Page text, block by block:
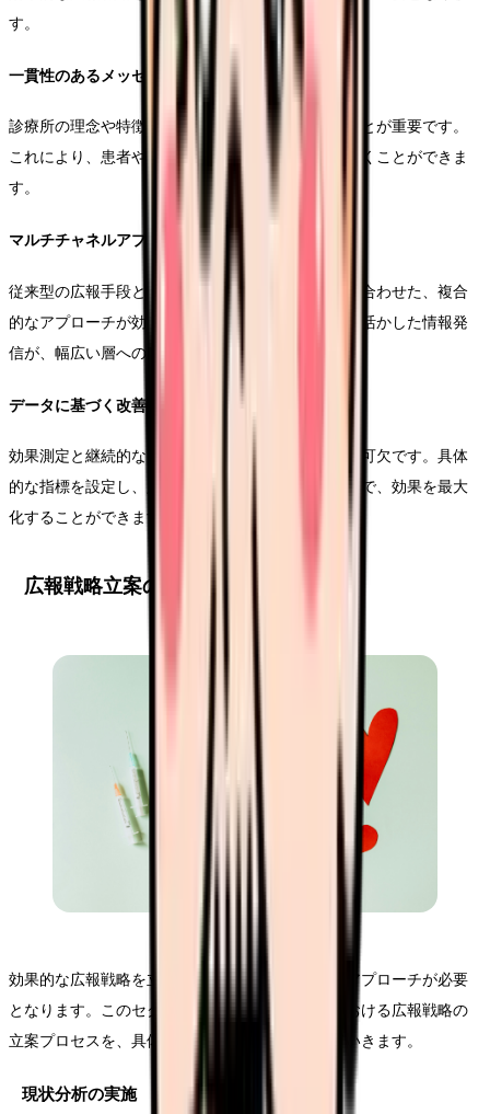
す。
一貫性のあるメッセージ
診療所の理念や特徴を、一貫性をもって発信することが重要です。
これにより、患者や地域社会に明確なイメージを築くことができま
す。
マルチチャネルアプローチ
従来型の広報手段とデジタルマーケティングを組み合わせた、複合
的なアプローチが効果的です。各チャネルの特性を活かした情報発
信が、幅広い層への到達を可能にします。
データに基づく改善
効果測定と継続的な改善が、広報戦略の成功には不可欠です。具体
的な指標を設定し、定期的な評価と修正を行うことで、効果を最大
化することができます。
広報戦略立案の基本ステップ
効果的な広報戦略を立案するためには、体系的なアプローチが必要
となります。このセクションでは、無床診療所における広報戦略の
立案プロセスを、具体的な手順とともに解説していきます。
現状分析の実施